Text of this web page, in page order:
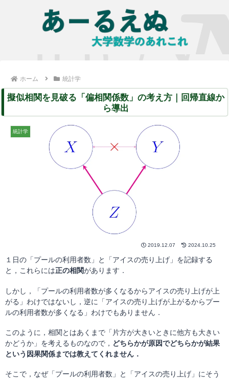
ホーム 統計学
擬似相関を見破る「偏相関係数」の考え方｜回帰直線か
ら導出
統計学
2019.12.07 2024.10.25
１日の「プールの利用者数」と「アイスの売り上げ」を記録する
と，これらには正の相関があります．
しかし，「プールの利用者数が多くなるからアイスの売り上げが上
がる」わけではないし，逆に「アイスの売り上げが上がるからプー
ルの利用者数が多くなる」わけでもありません．
このように，相関とはあくまで「片方が大きいときに他方も大きい
かどうか」を考えるものなので， どちらかが原因でどちらかが結果
という因果関係までは教えてくれません．
そこで，なぜ「プールの利用者数」と「アイスの売り上げ」にそう